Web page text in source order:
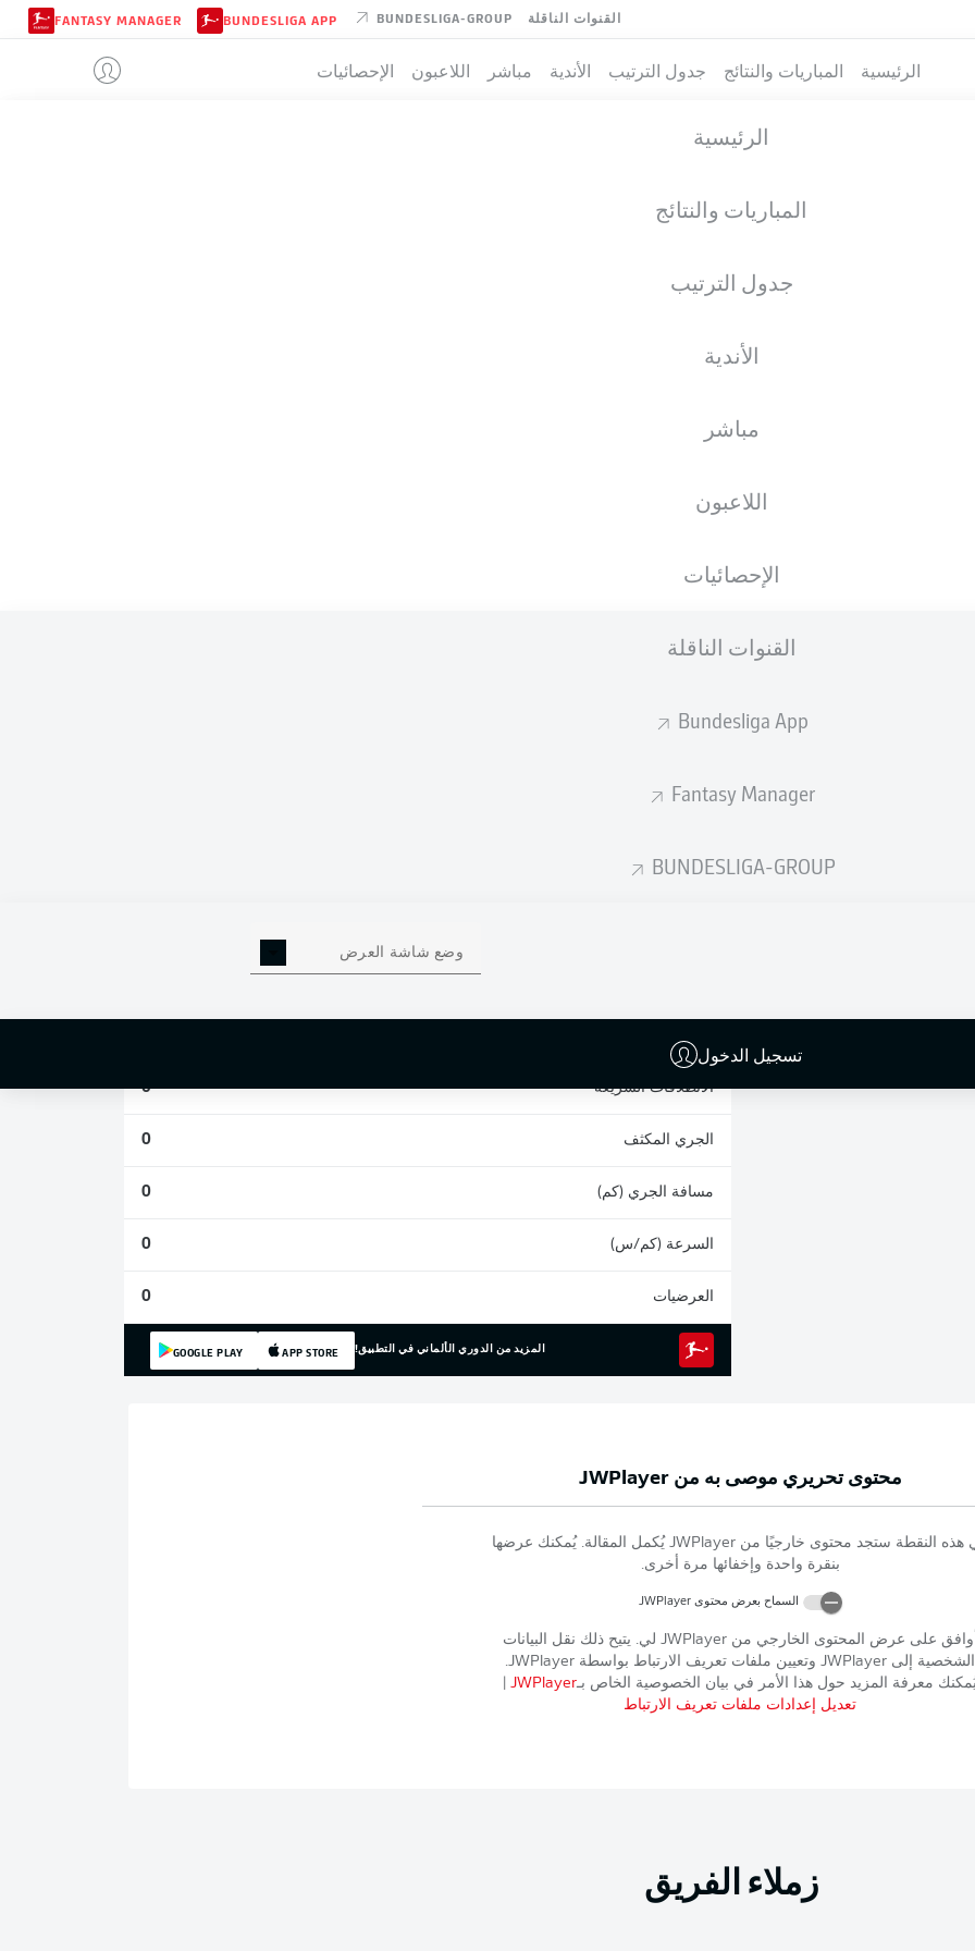
القنوات الناقلة BUNDESLIGA-GROUP
BUNDESLIGA APP
FANTASY MANAGER
الرئيسية المباريات والنتائج جدول الترتيب الأندية مباشر اللاعبون الإحصائيات
الرئيسية
المباريات والنتائج
جدول الترتيب
الأندية
مباشر
اللاعبون
الإحصائيات
القنوات الناقلة
Bundesliga App
Fantasy Manager
BUNDESLIGA-GROUP
وضع شاشة العرض
تسجيل الدخول
29.06.2005
إحصائيات موسم 2026/2027
الانطلاقات السريعة 0
الجري المكثف 0
مسافة الجري (كم) 0
السرعة (كم/س) 0
العرضيات 0
المزيد من الدوري الألماني في التطبيق! APP STORE
GOOGLE PLAY
محتوى تحريري موصى به منJWPlayer
هذه النقطة ستجد محتوى خارجيًا منJWPlayer يُكمل المقالة. يُمكنك عرضها
بنقرة واحدة وإخفائها مرة أخرى.
السماح بعرض محتوىJWPlayer
على عرض المحتوى الخارجي منJWPlayer لي. يتيح ذلك نقل البيانات
الشخصية إلى JWPlayer وتعيين ملفات تعريف الارتباط بواسطة JWPlayer
.
معرفة المزيد حول هذا الأمر في بيان الخصوصية الخاص بـJWPlayer
تعديل إعدادات ملفات تعريف الارتباط
زملاء الفريق